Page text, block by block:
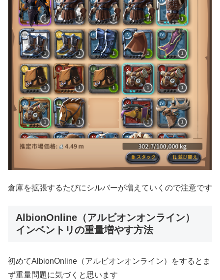
倉庫を拡張するたびにシルバーが増えていくので注意です
AlbionOnline（アルビオンオンライン）
インベントリの重量増やす方法
初めてAlbionOnline（アルビオンオンライン）をするとま
ず重量問題に気づくと思います